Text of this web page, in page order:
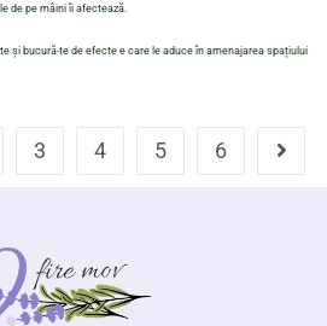
de pe mâini îi afectează.
și bucură-te de efecte e care le aduce în amenajarea spațiului
3 4 5 6